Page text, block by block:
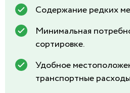
Содержание редких
Минимальная
сортировке.
Удобное
транспортные